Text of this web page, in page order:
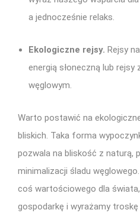
a jednocześnie relaks.
Ekologiczne rejsy. Rejsy
energią słoneczną lub rejsy
węglowym.
Warto postawić na
bliskich. Taka forma
pozwala na bliskość z naturą,
minimalizacji śladu
coś wartościowego dla
gospodarkę i wyrażamy